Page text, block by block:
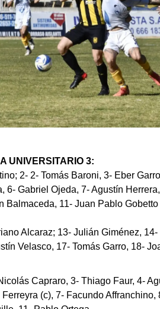
UNIVERSITARIO 3:
2- 2- Tomás Baroni, 3- Eber
6- Gabriel Ojeda, 7- Agustín
Balmaceda, 11- Juan Pablo Gobetto
Alcaraz; 13- Julián Giménez,
Velasco, 17- Tomás Garro, 18-
Capraro, 3- Thiago Faur, 4-
(c), 7- Facundo